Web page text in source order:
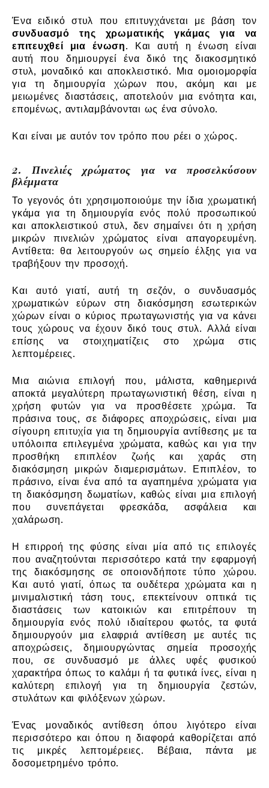
Ένα ειδικό στυλ που επιτυγχάνεται με βάση τον
συνδυασμό της χρωματικής γκάμας για να
επιτευχθεί μια ένωση. Και αυτή η ένωση είναι
αυτή που δημιουργεί ένα δικό της διακοσμητικό
στυλ, μοναδικό και αποκλειστικό. Μια ομοιομορφία
για τη δημιουργία χώρων που, ακόμη και με
μειωμένες διαστάσεις, αποτελούν μια ενότητα και,
επομένως, αντιλαμβάνονται ως ένα σύνολο.
Και είναι με αυτόν τον τρόπο που ρέει ο χώρος.
2. Πινελιές χρώματος για να προσελκύσουν
βλέμματα
Το γεγονός ότι χρησιμοποιούμε την ίδια χρωματική
γκάμα για τη δημιουργία ενός πολύ προσωπικού
και αποκλειστικού στυλ, δεν σημαίνει ότι η χρήση
μικρών πινελιών χρώματος είναι απαγορευμένη.
Αντίθετα: θα λειτουργούν ως σημείο έλξης για να
τραβήξουν την προσοχή.
Και αυτό γιατί, αυτή τη σεζόν, ο συνδυασμός
χρωματικών εύρων στη διακόσμηση εσωτερικών
χώρων είναι ο κύριος πρωταγωνιστής για να κάνει
τους χώρους να έχουν δικό τους στυλ. Αλλά είναι
επίσης να στοιχηματίζεις στο χρώμα στις
λεπτομέρειες.
Μια αιώνια επιλογή που, μάλιστα, καθημερινά
αποκτά μεγαλύτερη πρωταγωνιστική θέση, είναι η
χρήση φυτών για να προσθέσετε χρώμα. Τα
πράσινα τους, σε διάφορες αποχρώσεις, είναι μια
σίγουρη επιτυχία για τη δημιουργία αντίθεσης με τα
υπόλοιπα επιλεγμένα χρώματα, καθώς και για την
προσθήκη επιπλέον ζωής και χαράς στη
διακόσμηση μικρών διαμερισμάτων. Επιπλέον, το
πράσινο, είναι ένα από τα αγαπημένα χρώματα για
τη διακόσμηση δωματίων, καθώς είναι μια επιλογή
που συνεπάγεται φρεσκάδα, ασφάλεια και
χαλάρωση.
Η επιρροή της φύσης είναι μία από τις επιλογές
που αναζητούνται περισσότερο κατά την εφαρμογή
της διακόσμησης σε οποιονδήποτε τύπο χώρου.
Και αυτό γιατί, όπως τα ουδέτερα χρώματα και η
μινιμαλιστική τάση τους, επεκτείνουν οπτικά τις
διαστάσεις των κατοικιών και επιτρέπουν τη
δημιουργία ενός πολύ ιδιαίτερου φωτός, τα φυτά
δημιουργούν μια ελαφριά αντίθεση με αυτές τις
αποχρώσεις, δημιουργώντας σημεία προσοχής
που, σε συνδυασμό με άλλες υφές φυσικού
χαρακτήρα όπως το καλάμι ή τα φυτικά ίνες, είναι η
καλύτερη επιλογή για τη δημιουργία ζεστών,
στυλάτων και φιλόξενων χώρων.
Ένας μοναδικός αντίθεση όπου λιγότερο είναι
περισσότερο και όπου η διαφορά καθορίζεται από
τις μικρές λεπτομέρειες. Βέβαια, πάντα με
δοσομετρημένο τρόπο.